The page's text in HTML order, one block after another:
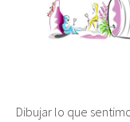
Dibujar lo que